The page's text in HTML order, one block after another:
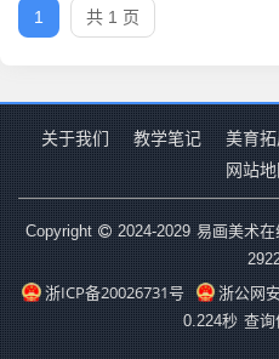
1 共 1 页
关于我们 教学笔记 美育
网站
Copyright 2024-2029 易画美术
浙ICP备20026731号 浙公网
0.224秒 查询